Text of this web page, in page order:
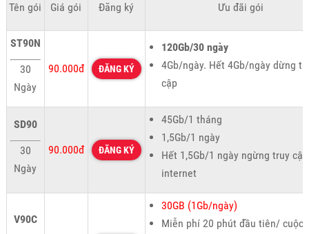
Tên gói Giá gói Đăng ký Ưu đãi gói
ST90N
30
Ngày
90.000đ ĐĂNG KÝ
120Gb/30 ngày
4Gb/ngày. Hết 4Gb/ngày dừng
cập
SD90
30
Ngày
90.000đ ĐĂNG KÝ
45Gb/1 tháng
1,5Gb/1 ngày
Hết 1,5Gb/1 ngày ngừng truy cập
internet
V90C
30GB (1Gb/ngày)
Miễn phí 20 phút đầu tiên/ cuộc